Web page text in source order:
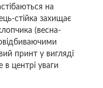
на
стійка захищає
(весна-
принт у вигляді
центрі уваги